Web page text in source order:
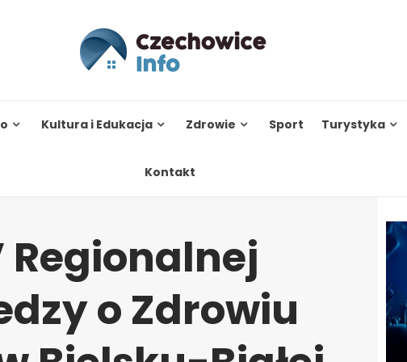
Kultura i Edukacja Zdrowie Sport Turystyka
Kontakt
Regionalnej
o Zdrowiu